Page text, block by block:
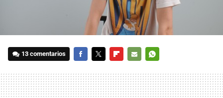
13 comentarios
MAIL